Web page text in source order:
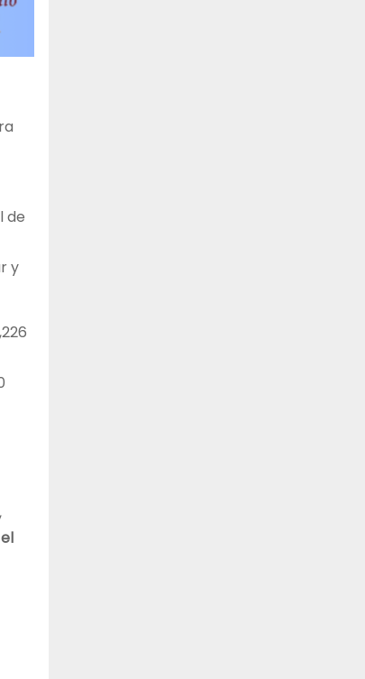
de
y